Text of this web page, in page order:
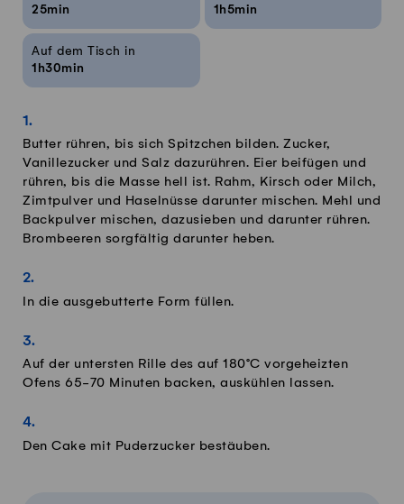
25min
1h5min
Auf dem Tisch in
1h30min
Butter rühren, bis sich Spitzchen bilden. Zucker,
Vanillezucker und Salz dazurühren. Eier beifügen und
rühren, bis die Masse hell ist. Rahm, Kirsch oder Milch,
Zimtpulver und Haselnüsse darunter mischen. Mehl und
Backpulver mischen, dazusieben und darunter rühren.
Brombeeren sorgfältig darunter heben.
In die ausgebutterte Form füllen.
Auf der untersten Rille des auf 180°C vorgeheizten
Ofens 65-70 Minuten backen, auskühlen lassen.
Den Cake mit Puderzucker bestäuben.